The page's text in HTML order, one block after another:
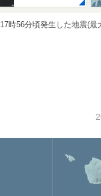
17時56分頃発生した地震(最